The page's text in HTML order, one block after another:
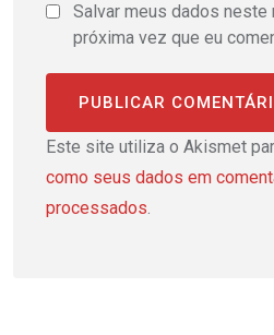
Salvar meus dados neste
próxima vez que eu
Este site utiliza o Akismet
como seus dados em
processados